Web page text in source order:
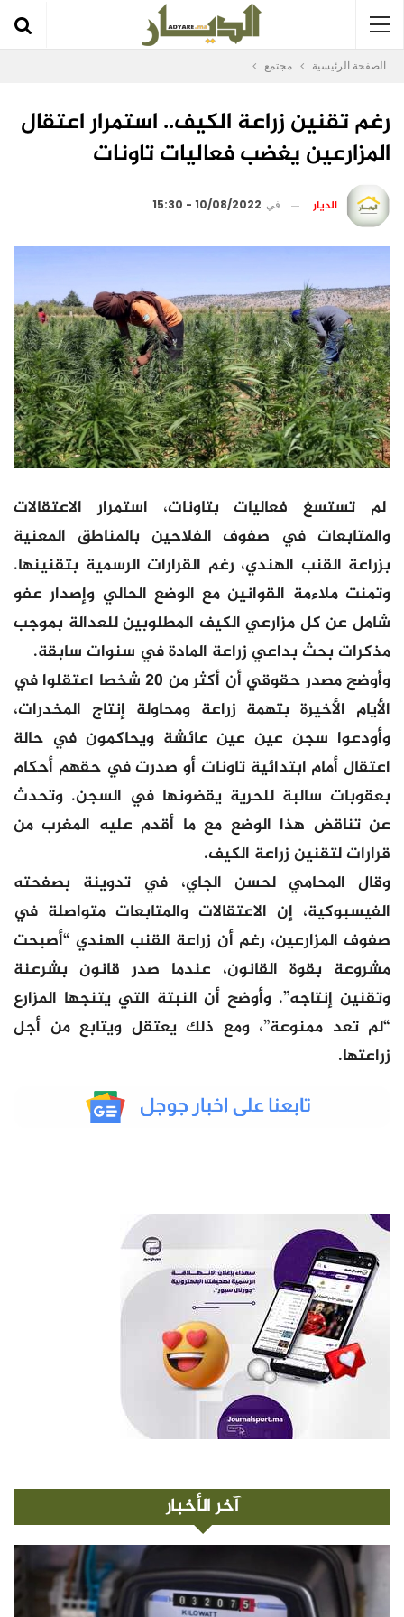
الصفحة الرئيسية مجتمع
رغم تقنين زراعة الكيف.. استمرار اعتقال
المزارعين يغضب فعاليات تاونات
الديار في 10/08/2022 - 15:30
لم تستسغ فعاليات بتاونات، استمرار الاعتقالات
والمتابعات في صفوف الفلاحين بالمناطق المعنية
بزراعة القنب الهندي، رغم القرارات الرسمية بتقنينها.
وتمنت ملاءمة القوانين مع الوضع الحالي وإصدار عفو
شامل عن كل مزارعي الكيف المطلوبين للعدالة بموجب
مذكرات بحث بداعي زراعة المادة في سنوات سابقة.
وأوضح مصدر حقوقي أن أكثر من 20 شخصا اعتقلوا في
الأيام الأخيرة بتهمة زراعة ومحاولة إنتاج المخدرات،
وأودعوا سجن عين عين عائشة ويحاكمون في حالة
اعتقال أمام ابتدائية تاونات أو صدرت في حقهم أحكام
بعقوبات سالبة للحرية يقضونها في السجن. وتحدث
عن تناقض هذا الوضع مع ما أقدم عليه المغرب من
قرارات لتقنين زراعة الكيف.
وقال المحامي لحسن الجاي، في تدوينة بصفحته
الفيسبوكية، إن الاعتقالات والمتابعات متواصلة في
صفوف المزارعين، رغم أن زراعة القنب الهندي “أصبحت
مشروعة بقوة القانون، عندما صدر قانون بشرعنة
وتقنين إنتاجه”. وأوضح أن النبتة التي يتنجها المزارع
“لم تعد ممنوعة”، ومع ذلك يعتقل ويتابع من أجل
زراعتها.
آخر الأخبار